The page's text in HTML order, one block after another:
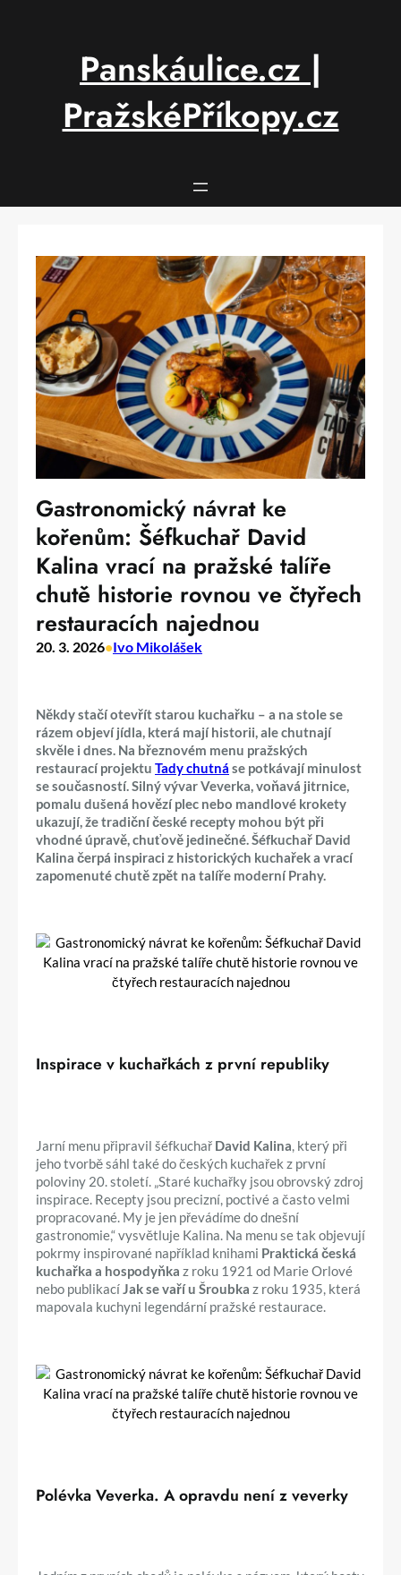
Panskáulice.cz |
PražskéPříkopy.cz
Gastronomický návrat ke
kořenům: Šéfkuchař David
Kalina vrací na pražské talíře
chutě historie rovnou ve čtyřech
restauracích najednou
20. 3. 2026•Ivo Mikolášek
Někdy stačí otevřít starou kuchařku – a na stole se
rázem objeví jídla, která mají historii, ale chutnají
skvěle i dnes. Na březnovém menu pražských
restaurací projektu Tady chutná se potkávají minulost
se současností. Silný vývar Veverka, voňavá jitrnice,
pomalu dušená hovězí plec nebo mandlové krokety
ukazují, že tradiční české recepty mohou být při
vhodné úpravě, chuťově jedinečné. Šéfkuchař David
Kalina čerpá inspiraci z historických kuchařek a vrací
zapomenuté chutě zpět na talíře moderní Prahy.
Inspirace v kuchařkách z první republiky
Jarní menu připravil šéfkuchař David Kalina, který při
jeho tvorbě sáhl také do českých kuchařek z první
poloviny 20. století. „Staré kuchařky jsou obrovský zdroj
inspirace. Recepty jsou precizní, poctivé a často velmi
propracované. My je jen převádíme do dnešní
gastronomie,“ vysvětluje Kalina. Na menu se tak objevují
pokrmy inspirované například knihami Praktická česká
kuchařka a hospodyňka z roku 1921 od Marie Orlové
nebo publikacíJak se vaří u Šroubka z roku 1935, která
mapovala kuchyni legendární pražské restaurace.
Polévka Veverka. A opravdu není z veverky